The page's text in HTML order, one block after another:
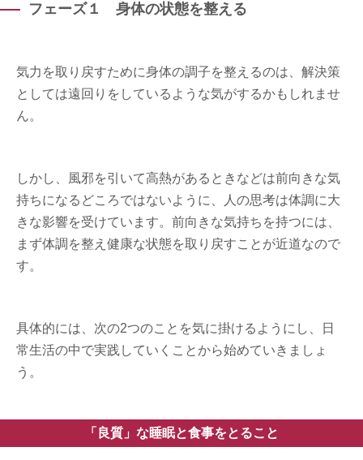
フェーズ１ 身体の状態を整える
気力を取り戻すために身体の調子を整えるのは、解決策
としては遠回りをしているような気がするかもしれませ
ん。
しかし、風邪を引いて高熱があるときなどは前向きな気
持ちになるどころではないように、人の思考は体調に大
きな影響を受けています。前向きな気持ちを持つには、
まず体調を整え健康な状態を取り戻すことが近道なので
す。
具体的には、次の2つのことを気に掛けるようにし、日
常生活の中で実践していくことから始めていきましょ
う。
「良質」な睡眠と食事をとること